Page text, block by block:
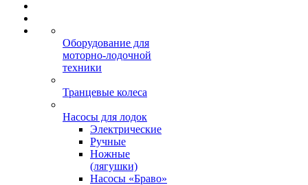
Оборудование для
моторно-лодочной
техники
Транцевые колеса
Насосы для лодок
Электрические
Ручные
Ножные
(лягушки)
Насосы «Браво»